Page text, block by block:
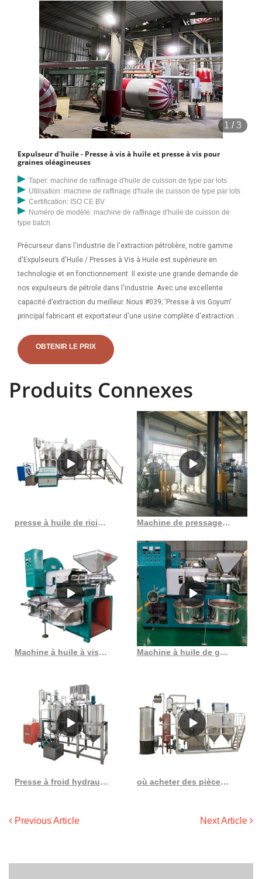
1 /3
Expulseur d'huile - Presse à vis à huile et presse à vis pour
graines oléagineuses
Taper: machine de raffinage d'huile de cuisson de type par lots
Utilisation: machine de raffinage d'huile de cuisson de type par lots
Certification: ISO CE BV
Numéro de modèle: machine de raffinage d'huile de cuisson de
type batch
Précurseur dans l'industrie de l'extraction pétrolière, notre gamme
d'Expulseurs d'Huile / Presses à Vis à Huile est supérieure en
technologie et en fonctionnement. Il existe une grande demande de
nos expulseurs de pétrole dans l'industrie. Avec une excellente
capacité d’extraction du meilleur. Nous #039; 'Presse à vis Goyum'
principal fabricant et exportateur d'une usine complète d'extraction
équipements de préparation de graines, chaudière), usine de raffinerie
d'huile de cuisson, solvant
OBTENIR LE PRIX
Produits Connexes
presse à huile de ricin commerciale au Cameroun Machine de pressage d’huile de sésame standard allemand dulong 30 kg/h
Machine à huile à vis 6yl 80 graines de plantes au Cameroun Machine à huile de graines de colza, arachide, ricin, germe de maïs, tournesol, arachides
Presse à froid hydraulique automatique pour huile d’amande, 6yy 190 où acheter des pièces détachées pour presse à huile machine de presse à huile en France
Previous Article Next Article